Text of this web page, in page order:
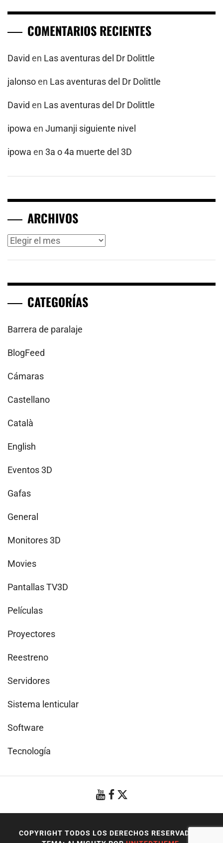
COMENTARIOS RECIENTES
David en Las aventuras del Dr Dolittle
jalonsoen Las aventuras del Dr Dolittle
David en Las aventuras del Dr Dolittle
ipowa en Jumanji siguiente nivel
ipowa en 3a o 4a muerte del 3D
ARCHIVOS
Archivos
CATEGORÍAS
Barrera de paralaje
BlogFeed
Cámaras
Castellano
Català
English
Eventos 3D
Gafas
General
Monitores 3D
Movies
Pantallas TV3D
Películas
Proyectores
Reestreno
Servidores
Sistema lenticular
Software
Tecnología
COPYRIGHT TODOS LOS DERECHOS RESERVADOS